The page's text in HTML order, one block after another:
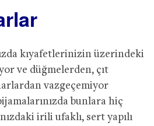
kıyafetlerinizin üzerindeki
ve düğmelerden, çıt
vazgeçemiyor
bunlara hiç
irili ufaklı, sert yapılı